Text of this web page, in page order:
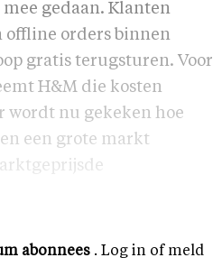
gedaan. Klanten
orders binnen
gratis terugsturen. Voor
H&M die kosten
wordt nu gekeken hoe
een grote markt
abonnees . Log in of meld